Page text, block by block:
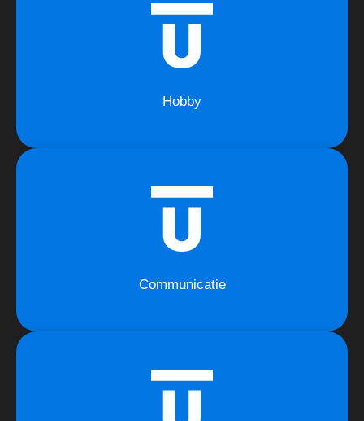
Hobby
Communicatie